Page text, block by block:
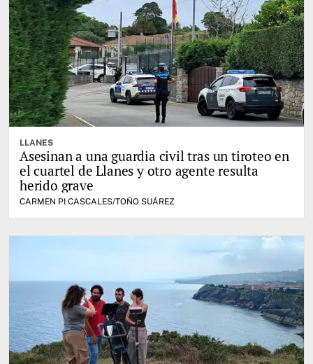
LLANES
Asesinan a una guardia civil tras un tiroteo en
el cuartel de Llanes y otro agente resulta
herido grave
CARMEN PI CASCALES/TOÑO SUÁREZ